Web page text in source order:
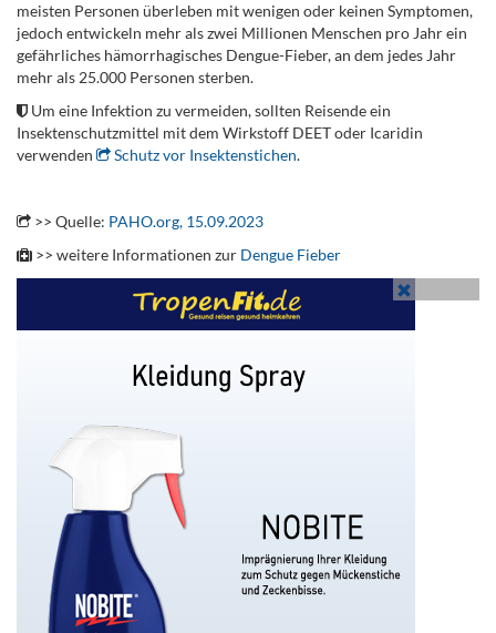
meisten Personen überleben mit wenigen oder keinen Symptomen,
jedoch entwickeln mehr als zwei Millionen Menschen pro Jahr ein
gefährliches hämorrhagisches Dengue-Fieber, an dem jedes Jahr
mehr als 25.000 Personen sterben.
Um eine Infektion zu vermeiden, sollten Reisende ein
Insektenschutzmittel mit dem Wirkstoff DEET oder Icaridin
verwenden
Schutz vor Insektenstichen.
>> Quelle: PAHO.org, 15.09.2023
>> weitere Informationen zur Dengue Fieber